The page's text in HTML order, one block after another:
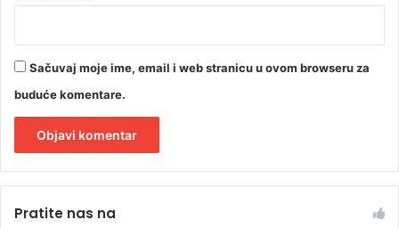
Sačuvaj moje ime, email i web stranicu u ovom browseru za
buduće komentare.
tPratite nas na